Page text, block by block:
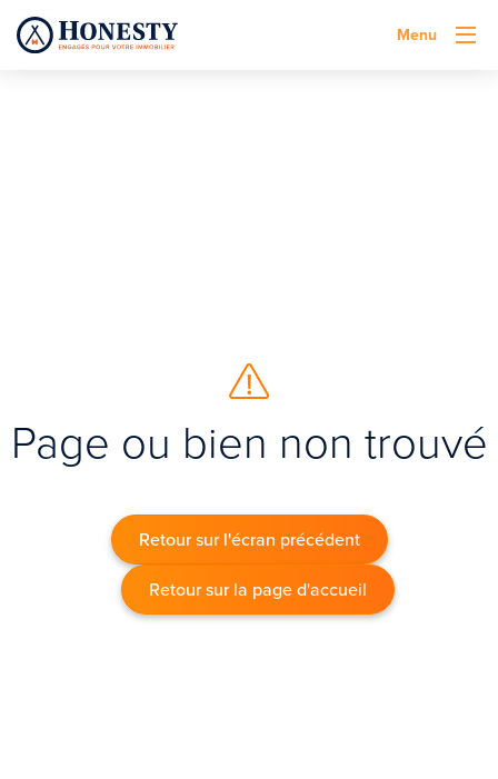
Menu
Page ou bien non trouvé
Retour sur l'écran précédent
Retour sur la page d'accueil